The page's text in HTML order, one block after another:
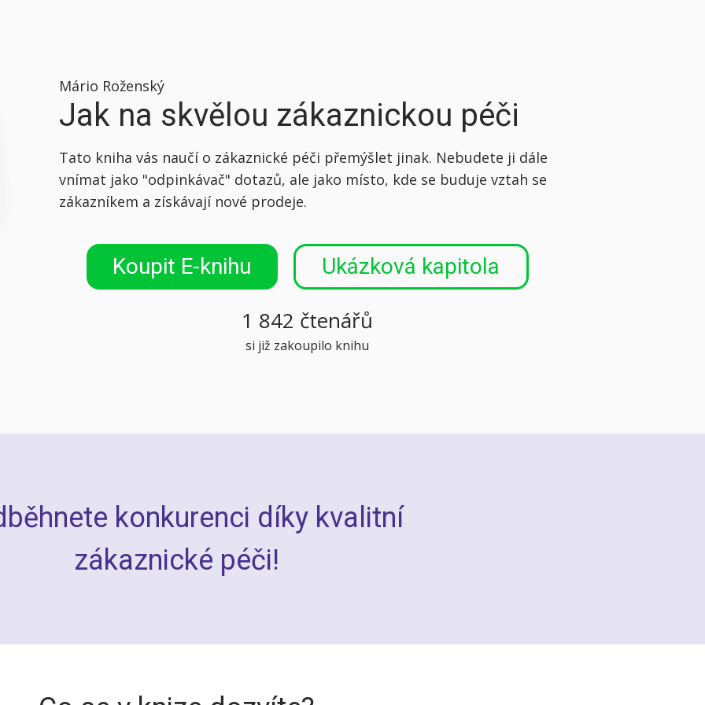
Mário Roženský
Jak na skvělou zákaznickou péči
Tato kniha vás naučí o zákaznické péči přemýšlet jinak. Nebudete ji dále
vnímat jako "odpinkávač" dotazů, ale jako místo, kde se buduje vztah se
zákazníkem a získávají nové prodeje.
Koupit E-knihu Ukázková kapitola
1 842 čtenářů
si již zakoupilo knihu
konkurenci díky kvalitní
zákaznické péči!